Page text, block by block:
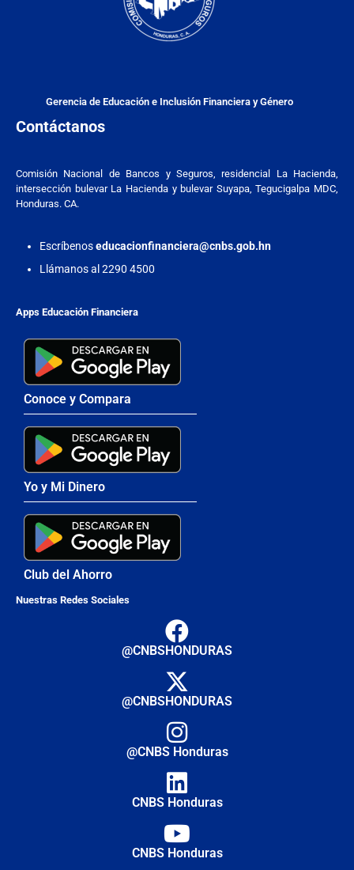
Gerencia de Educación e Inclusión Financiera y Género
Contáctanos
Comisión Nacional de Bancos y Seguros, residencial La Hacienda,
intersección bulevar La Hacienda y bulevar Suyapa, Tegucigalpa MDC,
Honduras. CA.
Escríbenoseducacionfinanciera@cnbs.gob.hn
Llámanos al 2290 4500
Apps Educación Financiera
Conoce y Compara
Yo y Mi Dinero
Club del Ahorro
Nuestras Redes Sociales
@CNBSHONDURAS
@CNBSHONDURAS
@CNBS Honduras
CNBS Honduras
CNBS Honduras